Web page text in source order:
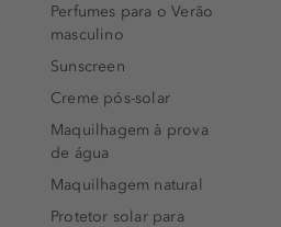
Perfumes para o Verão
masculino
Sunscreen
Creme pós-solar
Maquilhagem à prova
de água
Maquilhagem natural
Protetor solar para